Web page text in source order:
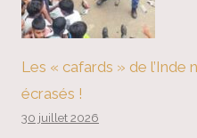
Les « cafards » de l’Inde
écrasés !
30 juillet 2026